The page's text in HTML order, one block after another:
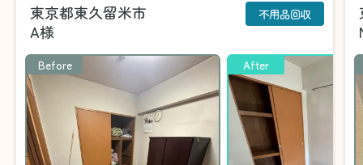
東京都東久留米市
A様
不用品回収
Before After